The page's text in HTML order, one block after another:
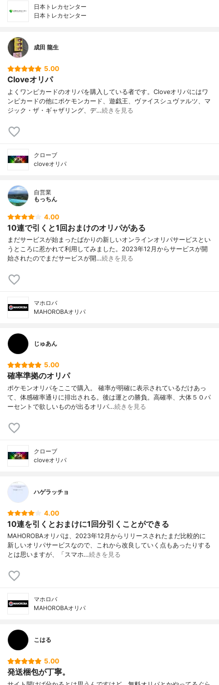
日本トレカセンター
日本トレカセンター
成田 龍生
5.00
Cloveオリパ
よくワンピカードのオリパを購入している者です。Cloveオリパにはワ
ンピカードの他にポケモンカード、遊戯王、ヴァイスシュヴァルツ、マ
ジック・ザ・ギャザリング、デ…続きを見る
クローブ
cloveオリパ
自営業
もっちん
4.00
10連で引くと1回おまけのオリパがある
まだサービスが始まったばかりの新しいオンラインオリパサービスとい
うところに惹かれて利用してみました。2023年12月からサービスが開
始されたのでまだサービスが開…続きを見る
マホロバ
MAHOROBAオリパ
じゅあん
5.00
確率準拠のオリパ
ポケモンオリパをここで購入。 確率が明確に表示されているだけあっ
て、体感確率通りに排出される。後は運との勝負。高確率、大体５０パ
ーセントで欲しいものが出るオリパ…続きを見る
クローブ
cloveオリパ
ハゲラッチョ
4.00
10連を引くとおまけに1回分引くことができる
MAHOROBAオリパは、2023年12月からリリースされたまだ比較的に
新しいオリパサービスなので、これから改良していく点もあったりする
とは思いますが、「スマホ…続きを見る
マホロバ
MAHOROBAオリパ
こはる
5.00
発送梱包が丁寧。